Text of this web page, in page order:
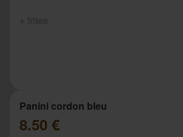
Panini cordon bleu
8.50 €